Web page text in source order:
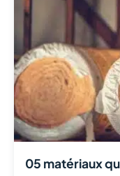
05 matériaux